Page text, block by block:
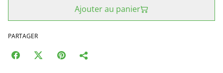
Ajouter au panier
PARTAGER